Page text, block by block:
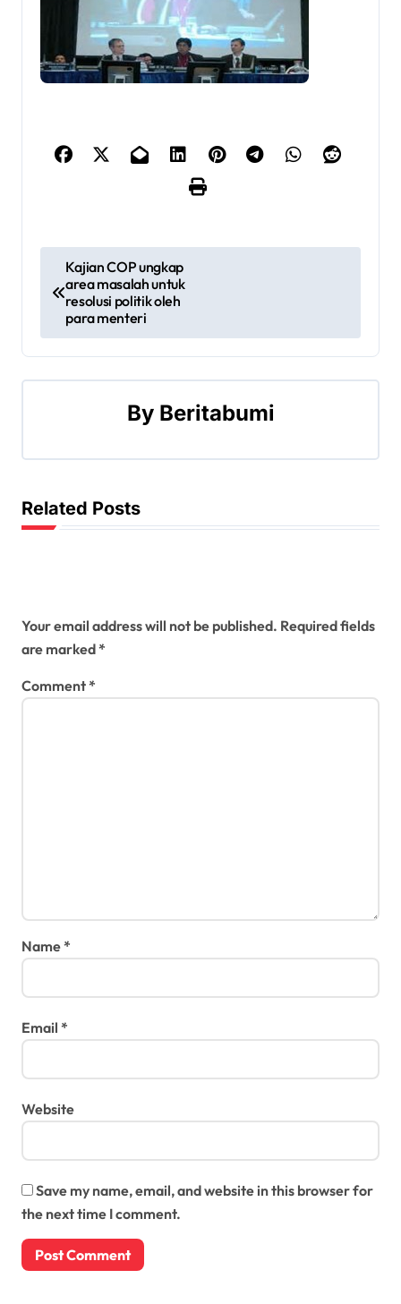
o
s
t
i
t
o
Kajian COP ungkap
area masalah untuk
resolusi politik oleh
para menteri
By Beritabumi
Related Posts
Your email address will not be published. Required fields
are marked*
Comment*
Name*
Email *
Website
Save my name, email, and website in this browser for
the next time I comment.